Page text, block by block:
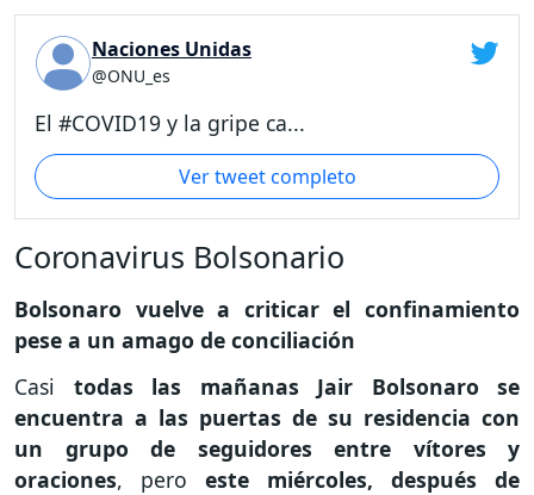
Naciones Unidas
@ONU_es
El #COVID19 y la gripe ca...
Ver tweet completo
Coronavirus Bolsonario
Bolsonaro vuelve a criticar el confinamiento
pese a un amago de conciliación
Casi todas las mañanas Jair Bolsonaro se
encuentra a las puertas de su residencia con
un grupo de seguidores entre vítores y
oraciones, pero este miércoles, después de